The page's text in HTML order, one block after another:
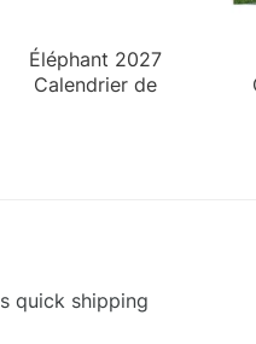
Éléphant 2027
Calendrier de
quick shipping